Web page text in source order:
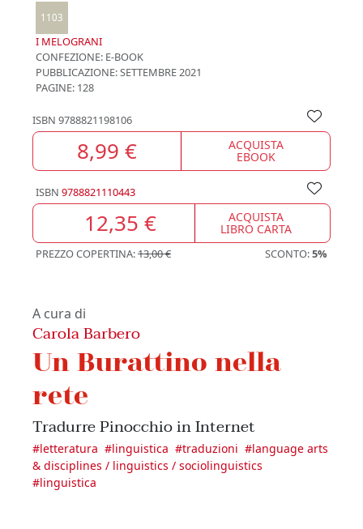
1103
I MELOGRANI
CONFEZIONE: E-BOOK
PUBBLICAZIONE:SETTEMBRE 2021
PAGINE: 128
ISBN 9788821198106
8,99 € ACQUISTA
EBOOK
ISBN 9788821110443
12,35 € ACQUISTA
LIBRO CARTA
PREZZO COPERTINA:13,00 € SCONTO:5%
A cura di
Carola Barbero
Un Burattino nella
rete
Tradurre Pinocchio in Internet
#letteratura #linguistica #traduzioni #language arts
& disciplines / linguistics / sociolinguistics
#linguistica